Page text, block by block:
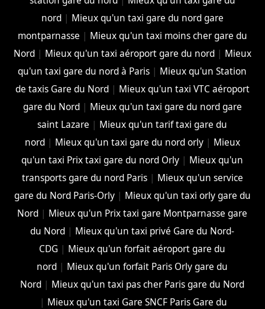
nord| Mieux qu'un taxi gare du nord gare
montparnasse | Mieux qu'un taxi moins cher gare du
Nord| Mieux qu'un taxi aéroport gare du nord| Mieux
qu'un taxi gare du nord à Paris | Mieux qu'un Station
de taxis Gare du Nord| Mieux qu'un taxi VTC aéroport
gare du Nord| Mieux qu'un taxi gare du nord gare
saint Lazare | Mieux qu'un tarif taxi gare du
nord| Mieux qu'un taxi gare du nord orly| Mieux
qu'un taxi Prix taxi gare du nord Orly | Mieux qu'un
transports gare du nord Paris| Mieux qu'un service
gare du Nord Paris-Orly| Mieux qu'un taxi orly gare du
Nord | Mieux qu'un Prix taxi gare Montparnasse gare
du Nord | Mieux qu'un taxi privé Gare du Nord-
CDG | Mieux qu'un forfait aéroport gare du
nord | Mieux qu'un forfait Paris Orly gare du
Nord | Mieux qu'un taxi pas cher Paris gare du Nord
| Mieux qu'un taxi Gare SNCF Paris Gare du